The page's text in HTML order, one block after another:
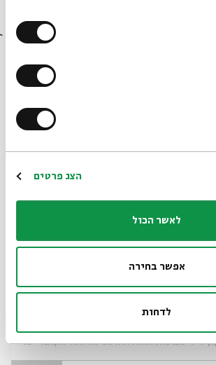
הצג פרטים
לאשר הכול
אפשר בחירה
לדחות
02.05
הגילוי הנוסף
ליל שבועות וגאולת השכינה אצל מקובלי צפת